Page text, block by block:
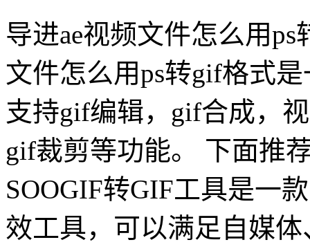
导进ae视频文件怎么用
文件怎么用ps转gif格式
支持gif编辑，gif合成，
gif裁剪等功能。 下面推
SOOGIF转GIF工具是一
效工具，可以满足自媒